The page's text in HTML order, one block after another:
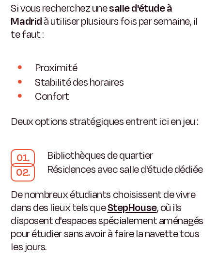
Si vous recherchez unesalle d'étude à
Madridà utiliser plusieurs fois par semaine, il
te faut :
Proximité
Stabilité des horaires
Confort
Deux options stratégiques entrent ici en jeu :
Bibliothèques de quartier
Résidences avec salle d'étude dédiée
De nombreux étudiants choisissent de vivre
dans des lieux tels queStepHouse, où ils
disposent d'espaces spécialement aménagés
pour étudier sans avoir à faire la navette tous
les jours.